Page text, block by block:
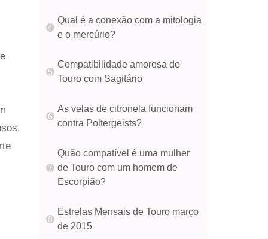
Qual é a conexão com a mitologia
e o mercúrio?
Compatibilidade amorosa de
Touro com Sagitário
As velas de citronela funcionam
contra Poltergeists?
Quão compatível é uma mulher
de Touro com um homem de
Escorpião?
Estrelas Mensais de Touro março
de 2015